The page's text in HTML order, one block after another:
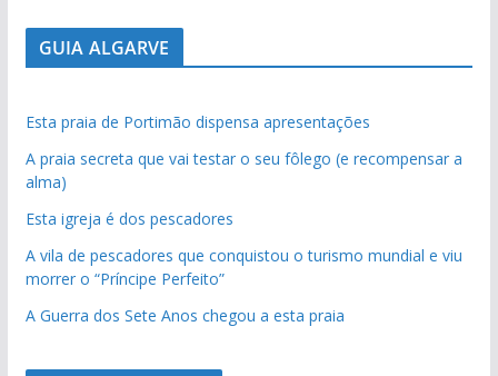
GUIA ALGARVE
Esta praia de Portimão dispensa apresentações
A praia secreta que vai testar o seu fôlego (e recompensar a
alma)
Esta igreja é dos pescadores
A vila de pescadores que conquistou o turismo mundial e viu
morrer o “Príncipe Perfeito”
A Guerra dos Sete Anos chegou a esta praia